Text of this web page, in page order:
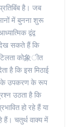
है। जब
में बुनना शुरू
द्वंद्व
सकते हैं कि
को象ीत
है कि इस मिठाई
के उपकरण के रूप
उठता है कि
हो रहे हैं या
हैं। चतुर्थ वाक्य में